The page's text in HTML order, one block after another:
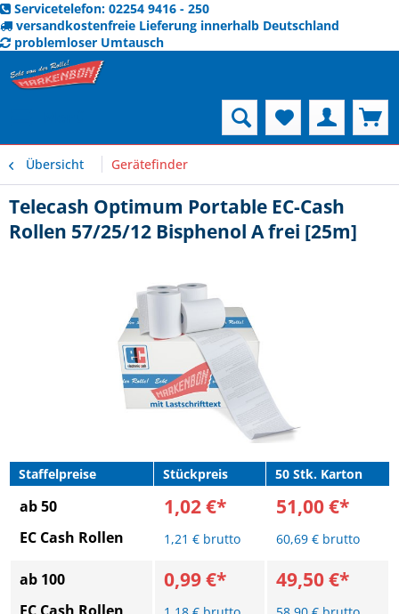
Servicetelefon: 02254 9416 - 250
versandkostenfreie Lieferung innerhalb Deutschland
problemloser Umtausch
Übersicht Gerätefinder
Telecash Optimum Portable EC-Cash
Rollen 57/25/12 Bisphenol A frei [25m]
Staffelpreise Stückpreis 50 Stk. Karton
ab 50
EC Cash Rollen
1,02 €*
1,21 € brutto
51,00 €*
60,69 € brutto
ab 100
0,99 €* 49,50 €*